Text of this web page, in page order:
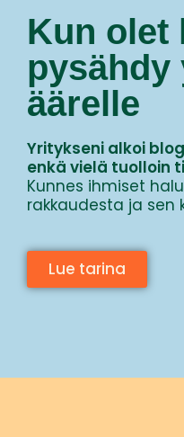
Kun olet
pysähdy
äärelle
Yritykseni alkoi
enkä vielä tuolloin
Kunnes ihmiset
rakkaudesta ja sen
Lue tarina